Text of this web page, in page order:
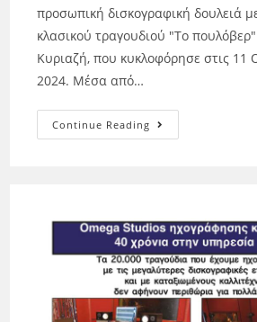
προσωπική δισκογραφική δουλειά
κλασικού τραγουδιού "Το
Κυριαζή, που κυκλοφόρησε στις 11
2024. Μέσα από…
Continue Reading